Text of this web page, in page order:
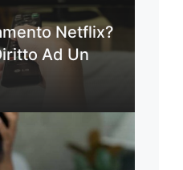
Netflix?
Ad Un